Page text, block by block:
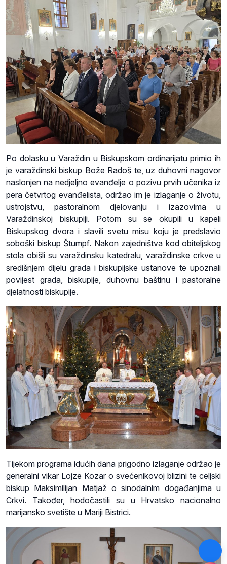
Po dolasku u Varaždin u Biskupskom ordinarijatu primio ih
je varaždinski biskup Bože Radoš te, uz duhovni nagovor
naslonjen na nedjeljno evanđelje o pozivu prvih učenika iz
pera četvrtog evanđelista, održao im je izlaganje o životu,
ustrojstvu, pastoralnom djelovanju i izazovima u
Varaždinskoj biskupiji. Potom su se okupili u kapeli
Biskupskog dvora i slavili svetu misu koju je predslavio
soboški biskup Štumpf. Nakon zajedništva kod obiteljskog
stola obišli su varaždinsku katedralu, varaždinske crkve u
središnjem dijelu grada i biskupijske ustanove te upoznali
povijest grada, biskupije, duhovnu baštinu i pastoralne
djelatnosti biskupije.
Tijekom programa idućih dana prigodno izlaganje održao je
generalni vikar Lojze Kozar o svećenikovoj blizini te celjski
biskup Maksimilijan Matjaž o sinodalnim događanjima u
Crkvi. Također, hodočastili su u Hrvatsko nacionalno
marijansko svetište u Mariji Bistrici.